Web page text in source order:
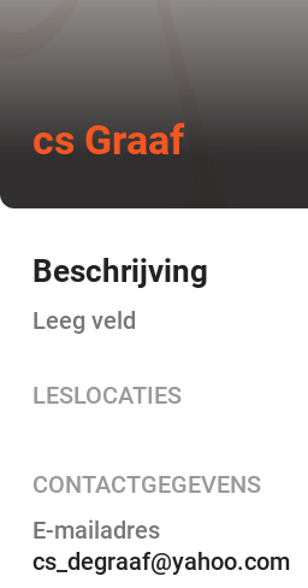
cs Graaf
Beschrijving
Leeg veld
LESLOCATIES
CONTACTGEGEVENS
E-mailadres
cs_degraaf@yahoo.com